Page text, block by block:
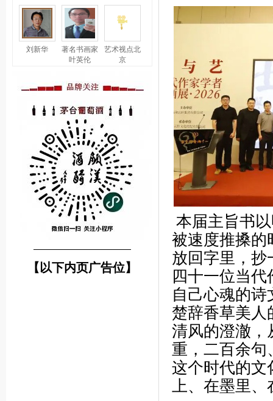
刘新华
著名书画家
叶英伦
艺术视点北
京
────────────────
【以下内页广告位】
本届主旨书
被速度推搡的
放回字里，抄
四十一位当
自己心魂的
楚辞香草美人
清风的澄澈，
重，二百余句
这个时代的文
上、在墨里、